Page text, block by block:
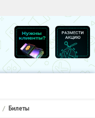
Билеты